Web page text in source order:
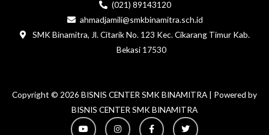
(021) 89143120
ahmadjamili@smkbinamitra.sch.id
SMK Binamitra, Jl. Citarik No. 123 Kec. Cikarang Timur Kab.
Bekasi 17530
Copyright © 2026 BISNIS CENTER SMK BINAMITRA | Powered by
BISNIS CENTER SMK BINAMITRA